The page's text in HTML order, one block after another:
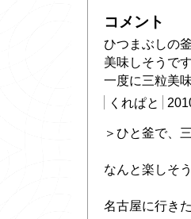
コメント
ひつまぶしの
美味しそうです
一度に三粒美
くれぱと
＞ひと釜で、
なんと楽しそ
名古屋に行き